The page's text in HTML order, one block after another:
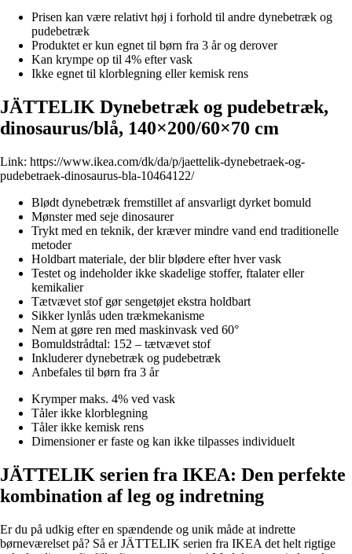
Prisen kan være relativt høj i forhold til andre dynebetræk og
pudebetræk
Produktet er kun egnet til børn fra 3 år og derover
Kan krympe op til 4% efter vask
Ikke egnet til klorblegning eller kemisk rens
JÄTTELIK Dynebetræk og pudebetræk,
dinosaurus/blå, 140×200/60×70 cm
Link: https://www.ikea.com/dk/da/p/jaettelik-dynebetraek-og-
pudebetraek-dinosaurus-bla-10464122/
Blødt dynebetræk fremstillet af ansvarligt dyrket bomuld
Mønster med seje dinosaurer
Trykt med en teknik, der kræver mindre vand end traditionelle
metoder
Holdbart materiale, der blir blødere efter hver vask
Testet og indeholder ikke skadelige stoffer, ftalater eller
kemikalier
Tætvævet stof gør sengetøjet ekstra holdbart
Sikker lynlås uden trækmekanisme
Nem at gøre ren med maskinvask ved 60°
Bomuldstrådtal: 152 – tætvævet stof
Inkluderer dynebetræk og pudebetræk
Anbefales til børn fra 3 år
Krymper maks. 4% ved vask
Tåler ikke klorblegning
Tåler ikke kemisk rens
Dimensioner er faste og kan ikke tilpasses individuelt
JÄTTELIK serien fra IKEA: Den perfekte
kombination af leg og indretning
Er du på udkig efter en spændende og unik måde at indrette
børneværelset på? Så er JÄTTELIK serien fra IKEA det helt rigtige